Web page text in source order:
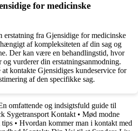
for medicinske
erstatning fra Gjensidige for medicinske
af kompleksiteten af din sag og
Der kan være en behandlingstid, hvor
og vurderer din erstatningsanmodning.
kontakte Gjensidiges kundeservice for
af den specifikke sag.
omfattende og indsigtsfuld guide til
Sygetransport Kontakt • Mød modne
tips • Hvordan kommer man i kontakt med